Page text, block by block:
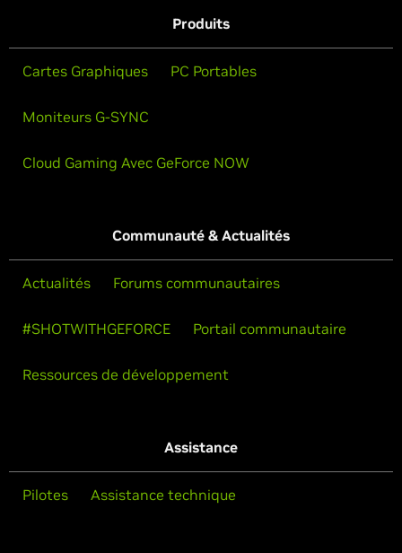
Produits
Cartes Graphiques PC Portables
Moniteurs G-SYNC
Cloud Gaming Avec GeForce NOW
Communauté & Actualités
Actualités Forums communautaires
#SHOTWITHGEFORCE Portail communautaire
Ressources de développement
Assistance
Pilotes Assistance technique